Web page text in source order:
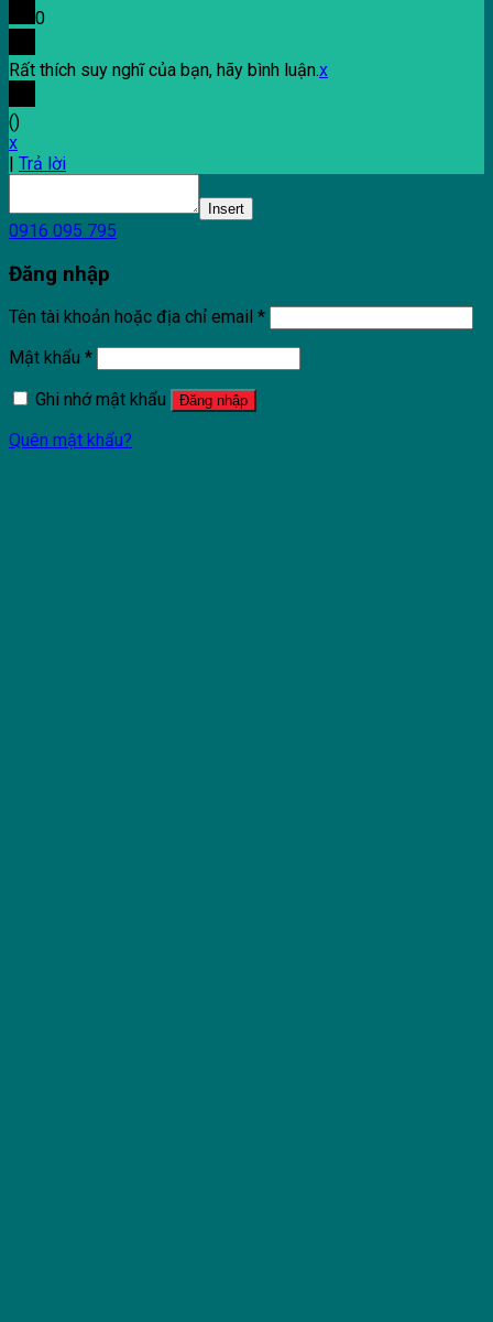
0
Rất thích suy nghĩ của bạn, hãy bình luận.x
()
x
| Trả lời
Insert
0916 095 795
Đăng nhập
Tên tài khoản hoặc địa chỉ email *
Mật khẩu *
Ghi nhớ mật khẩu
Đăng nhập
Quên mật khẩu?